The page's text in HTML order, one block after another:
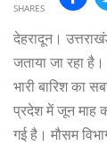
SHARES
देहरादून।
जताया जा रहा
भारी बारिश का
प्रदेश में जून माह
गई है। मौसम